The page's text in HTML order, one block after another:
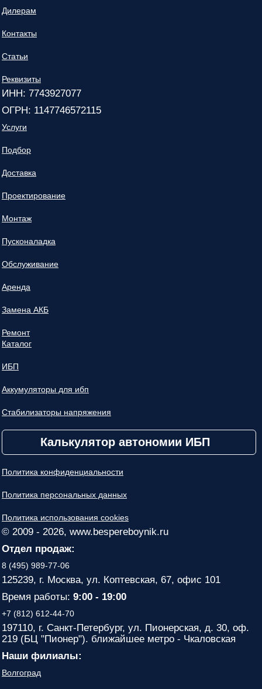
Дилерам
Контакты
Статьи
Реквизиты
ИНН: 7743927077
ОГРН: 1147746572115
Услуги
Подбор
Доставка
Проектирование
Монтаж
Пусконаладка
Обслуживание
Аренда
Замена АКБ
Ремонт
Каталог
ИБП
Аккумуляторы для ибп
Стабилизаторы напряжения
Калькулятор автономии ИБП
Политика конфиденциальности
Политика персональных данных
Политика использования cookies
© 2009 - 2026, www.bespereboynik.ru
Отдел продаж:
8 (495) 989-77-06
125239, г. Москва, ул. Коптевская, 67, офис 101
Время работы: 9:00 - 19:00
+7 (812) 612-44-70
197110, г. Санкт-Петербург, ул. Пионерская, д. 30, оф.
219 (БЦ "Пионер"). ближайшее метро - Чкаловская
Наши филиалы:
Волгоград